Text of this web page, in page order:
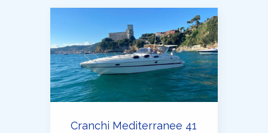
Cranchi Mediterranee 41